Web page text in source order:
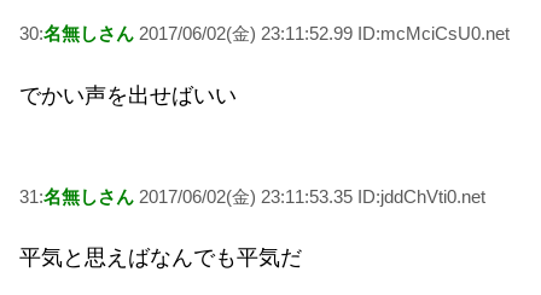
30:名無しさん 2017/06/02(金) 23:11:52.99 ID:mcMciCsU0.net
でかい声を出せばいい
31:名無しさん 2017/06/02(金) 23:11:53.35 ID:jddChVti0.net
平気と思えばなんでも平気だ